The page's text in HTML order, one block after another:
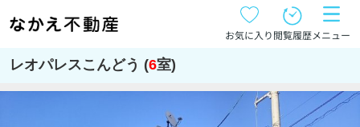
お気に入り閲覧履歴メニュー
レオパレスこんどう (6室)